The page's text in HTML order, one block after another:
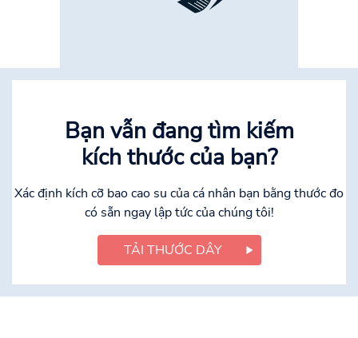
Bạn vẫn đang tìm kiếm
kích thước của bạn?
Xác định kích cỡ bao cao su của cá nhân bạn bằng thước đo
có sẵn ngay lập tức của chúng tôi!
TẢI THƯỚC DÂY